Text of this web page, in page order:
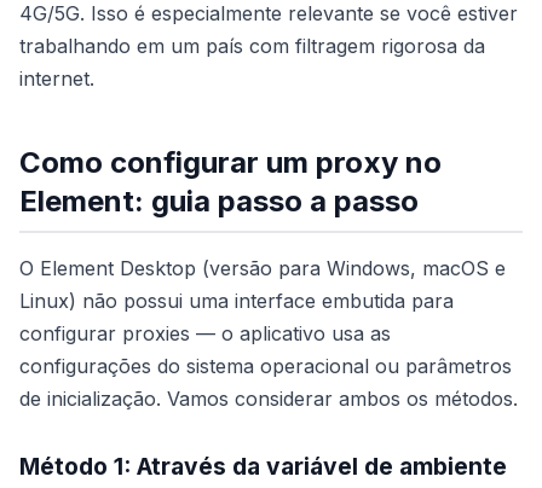
4G/5G. Isso é especialmente relevante se você estiver
trabalhando em um país com filtragem rigorosa da
internet.
Como configurar um proxy no
Element: guia passo a passo
O Element Desktop (versão para Windows, macOS e
Linux) não possui uma interface embutida para
configurar proxies — o aplicativo usa as
configurações do sistema operacional ou parâmetros
de inicialização. Vamos considerar ambos os métodos.
Método 1: Através da variável de ambiente